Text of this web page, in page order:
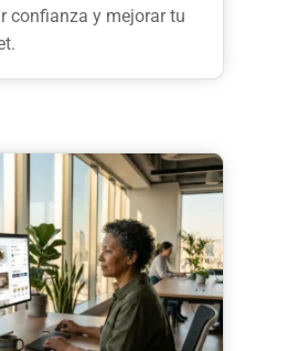
confianza y mejorar tu